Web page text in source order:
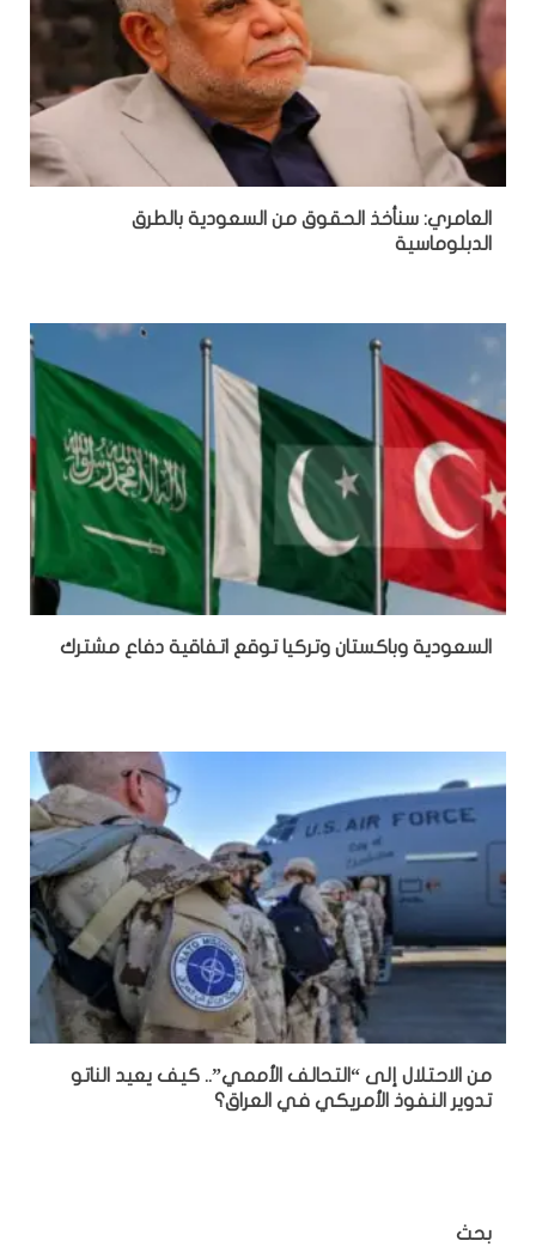
العامري: سنأخذ الحقوق من السعودية بالطرق
الدبلوماسية
السعودية وباكستان وتركيا توقع اتفاقية دفاع مشترك
من الاحتلال إلى “التحالف الأممي”.. كيف يعيد الناتو
تدوير النفوذ الأمريكي في العراق؟
بحث